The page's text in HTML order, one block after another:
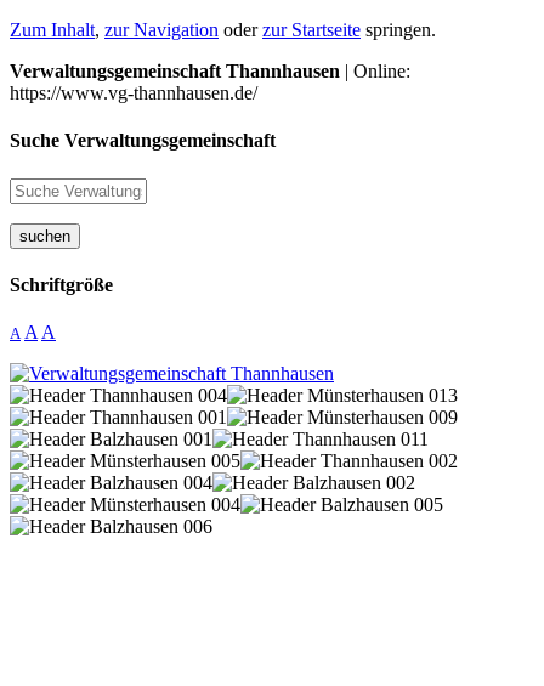
Zum Inhalt, zur Navigation oderzur Startseite springen.
Verwaltungsgemeinschaft Thannhausen | Online:
https://www.vg-thannhausen.de/
Suche Verwaltungsgemeinschaft
suchen
Schriftgröße
A A A